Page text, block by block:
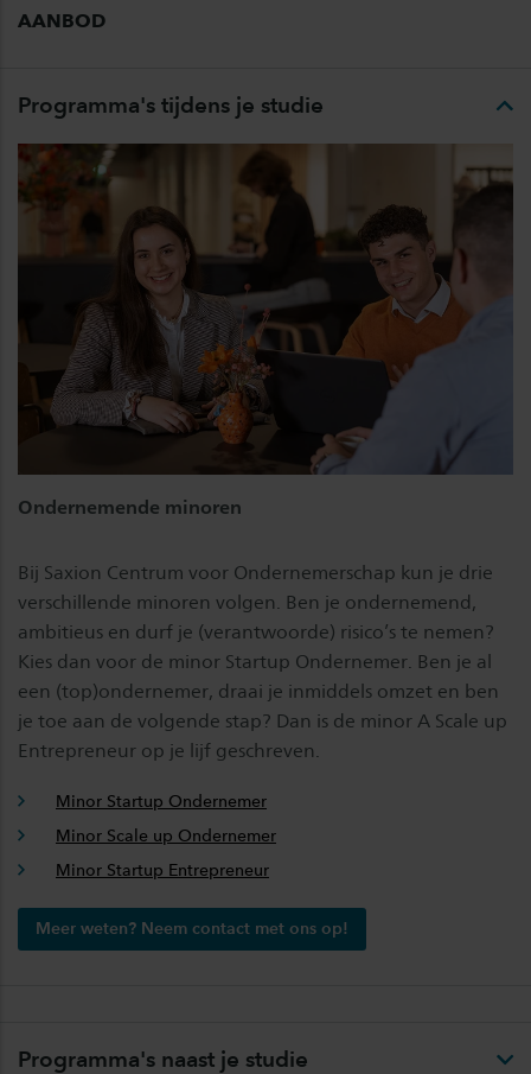
AANBOD
Programma's tijdens je studie
Ondernemende minoren
Bij Saxion Centrum voor Ondernemerschap kun je drie
verschillende minoren volgen. Ben je ondernemend,
ambitieus en durf je (verantwoorde) risico’s te nemen?
Kies dan voor de minor Startup Ondernemer. Ben je al
een (top)ondernemer, draai je inmiddels omzet en ben
je toe aan de volgende stap? Dan is de minor A Scale up
Entrepreneur op je lijf geschreven.
Minor Startup Ondernemer
Minor Scale up Ondernemer
Minor Startup Entrepreneur
Meer weten? Neem contact met ons op!
Programma's naast je studie